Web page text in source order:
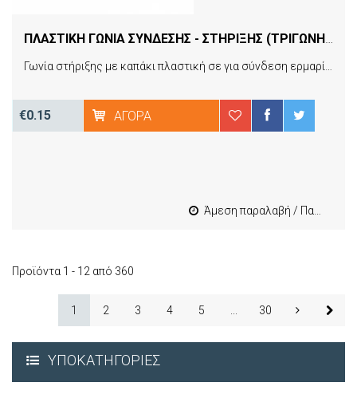
€0.15 ΑΓΟΡΆ
Άμεση παραλαβή / Παράδοση 1-3 εργασιμες
Προϊόντα 1 - 12 από 360
1 2 3 4 5 30
ΥΠΟΚΑΤΗΓΟΡΊΕΣ